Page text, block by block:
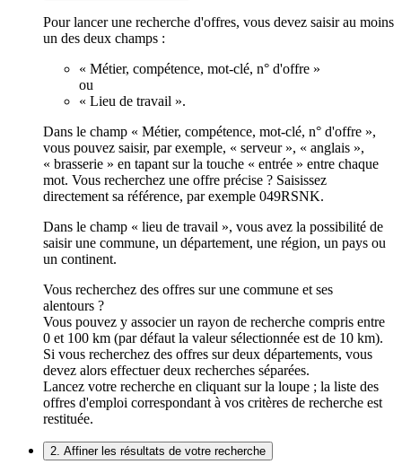
Pour lancer une recherche d'offres, vous devez saisir au moins
un des deux champs :
« Métier, compétence, mot-clé, n° d'offre »
ou
« Lieu de travail ».
Dans le champ « Métier, compétence, mot-clé, n° d'offre »,
vous pouvez saisir, par exemple, « serveur », « anglais »,
« brasserie » en tapant sur la touche « entrée » entre chaque
mot. Vous recherchez une offre précise ? Saisissez
directement sa référence, par exemple 049RSNK.
Dans le champ « lieu de travail », vous avez la possibilité de
saisir une commune, un département, une région, un pays ou
un continent.
Vous recherchez des offres sur une commune et ses
alentours ?
Vous pouvez y associer un rayon de recherche compris entre
0 et 100 km (par défaut la valeur sélectionnée est de 10 km).
Si vous recherchez des offres sur deux départements, vous
devez alors effectuer deux recherches séparées.
Lancez votre recherche en cliquant sur la loupe ; la liste des
offres d'emploi correspondant à vos critères de recherche est
restituée.
2. Affiner les résultats de votre recherche